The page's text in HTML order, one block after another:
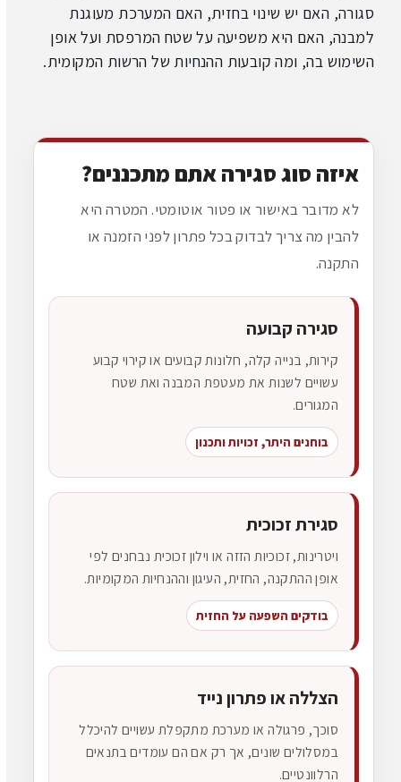
סגורה, האם יש שינוי בחזית, האם המערכת מעוגנת
למבנה, האם היא משפיעה על שטח המרפסת ועל אופן
השימוש בה, ומה קובעות ההנחיות של הרשות המקומית.
איזה סוג סגירה אתם מתכננים?
לא מדובר באישור או פטור אוטומטי. המטרה היא
להבין מה צריך לבדוק בכל פתרון לפני הזמנה או
התקנה.
סגירה קבועה
קירות, בנייה קלה, חלונות קבועים או קירוי קבוע
עשויים לשנות את מעטפת המבנה ואת שטח
המגורים.
בוחנים היתר, זכויות ותכנון
סגירת זכוכית
ויטרינות, זכוכיות הזזה או וילון זכוכית נבחנים לפי
אופן ההתקנה, החזית, העיגון וההנחיות המקומיות.
בודקים השפעה על החזית
הצללה או פתרון נייד
סוכך, פרגולה או מערכת מתקפלת עשויים להיכלל
במסלולים שונים, אך רק אם הם עומדים בתנאים
הרלוונטיים.